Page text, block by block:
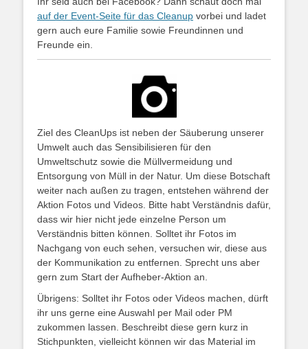
auf der Event-Seite für das Cleanup vorbei und ladet
gern auch eure Familie sowie Freundinnen und
Freunde ein.
Ziel des CleanUps ist neben der Säuberung unserer
Umwelt auch das Sensibilisieren für den
Umweltschutz sowie die Müllvermeidung und
Entsorgung von Müll in der Natur. Um diese Botschaft
weiter nach außen zu tragen, entstehen während der
Aktion Fotos und Videos. Bitte habt Verständnis dafür,
dass wir hier nicht jede einzelne Person um
Verständnis bitten können. Solltet ihr Fotos im
Nachgang von euch sehen, versuchen wir, diese aus
der Kommunikation zu entfernen. Sprecht uns aber
gern zum Start der Aufheber-Aktion an.
Übrigens: Solltet ihr Fotos oder Videos machen, dürft
ihr uns gerne eine Auswahl per Mail oder PM
zukommen lassen. Beschreibt diese gern kurz in
Stichpunkten, vielleicht können wir das Material im